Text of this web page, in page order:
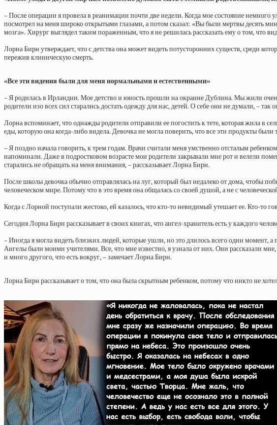
– После операции я провела в реанимации почти две недели. Когда мое состояние
посмотрел на меня широко открытыми глазами, а потом сказал: «Вы были мертвы десять
мозга». Хирург выглядел таким пораженным, что я не решилась рассказать ему о том, что
Лорна Бирн утверждает, что с детства она может видеть потусторонних существ, среди
пережив клиническую смерть.
«Все эти видения были для меня нормальными и естественными»
– Я родилась в Ирландии. Мое детство и юность прошли на окраине Дублина. Мы жили
родители изо всех сил старались достать одежду для нас, детей. О себе они не думали, – так
Лорна вспоминает, что однажды родители отправили ее погостить к тете, которая жила в
еды, которую она когда-либо видела. Девочка не могла поверить, что все эти продукты
– Я поздно начала говорить, к трем годам. Врачи считали меня умственно отсталым
напоминали. Даже в подростковом возрасте мои родители закрывали мне рот и велели
старались не обращать на меня внимания, – рассказывает Лорна Бирн.
После школы девочка обычно отправлялась на луг, который был недалеко от дома, чтобы
человеческом мире. Потому что в это время она общалась со своей душой, а не с
Когда с Лорной поступали жестоко, ей казалось, что кто-то невидимый утешает ее. Кто-то
Сегодня Лорна Бирн рассказывает в своих книгах, что ангел-хранитель есть у каждого
– Иногда я могла видеть близких людей, которые ушли, но это длилось всего один момент,
Ангелы были моими учителями. Все, что мне известно, я узнала от них. Они рассказали
и много другого, что есть вокруг, – замечает Лорна Бирн.
Лорна Бирн рассказывает о том, что она была скрытным ребенком, потому что никто не